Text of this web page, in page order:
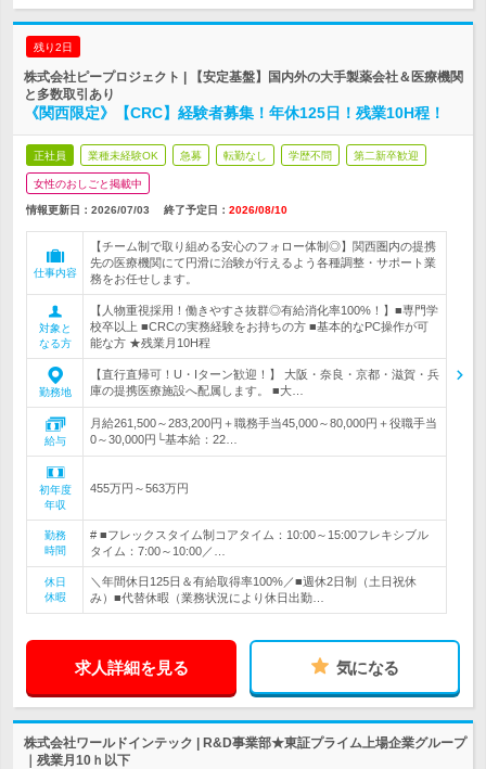
残り2日
株式会社ピープロジェクト | 【安定基盤】国内外の大手製薬会社＆医療機関
と多数取引あり
《関西限定》【CRC】経験者募集！年休125日！残業10H程！
正社員 業種未経験OK 急募 転勤なし 学歴不問 第二新卒歓迎
女性のおしごと掲載中
情報更新日：2026/07/03 終了予定日： 2026/08/10
仕事内容
【チーム制で取り組める安心のフォロー体制◎】関西圏内の提携
先の医療機関にて円滑に治験が行えるよう各種調整・サポート業
務をお任せします。
対象と
なる方
【人物重視採用！働きやすさ抜群◎有給消化率100%！】■専門学
校卒以上 ■CRCの実務経験をお持ちの方 ■基本的なPC操作が可
能な方 ★残業月10H程
勤務地
【直行直帰可！U・Iターン歓迎！】 大阪・奈良・京都・滋賀・兵
庫の提携医療施設へ配属します。 ■大…
給与
月給261,500～283,200円＋職務手当45,000～80,000円＋役職手当
0～30,000円└基本給：22…
初年度
年収
455万円～563万円
勤務
時間
# ■フレックスタイム制コアタイム：10:00～15:00フレキシブル
タイム：7:00～10:00／…
休日
休暇
＼年間休日125日＆有給取得率100%／■週休2日制（土日祝休
み）■代替休暇（業務状況により休日出勤…
求人詳細を見る 気になる
株式会社ワールドインテック | R&D事業部★東証プライム上場企業グループ
｜残業月10ｈ以下